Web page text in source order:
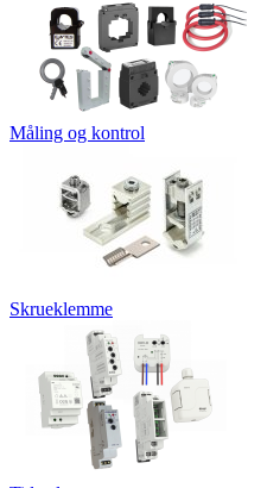
Måling og kontrol
Skrueklemme